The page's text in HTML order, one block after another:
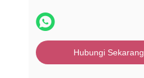
Hubungi Sekarang